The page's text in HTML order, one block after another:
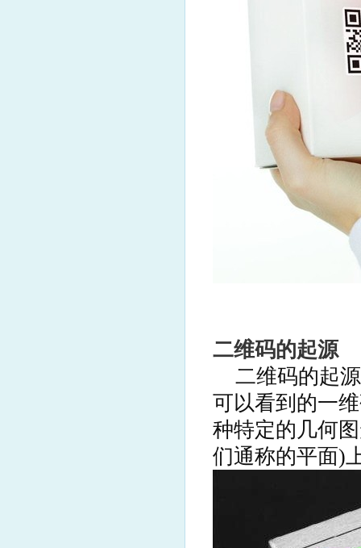
二维码的起源
二维码的起源
可以看到的一
种特定的几何
们通称的平面)